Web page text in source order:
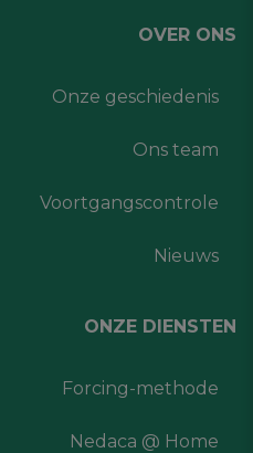
OVER ONS
Onze geschiedenis
Ons team
Voortgangscontrole
Nieuws
ONZE DIENSTEN
Forcing-methode
Nedaca @ Home